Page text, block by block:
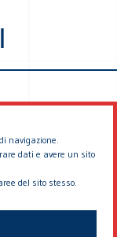
navigazione.
dati e avere un sito
del sito stesso.